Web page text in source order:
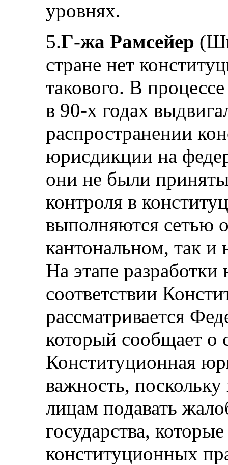
уровнях.
5.Г-жа Рамсейер
стране нет
такового. В
в 90-х годах
распространении
юрисдикции на
они не были
контроля в
выполняются сетью
кантональном, так и
На этапе разработки
соответствии
рассматривается
который сообщает о
Конституционная
важность,
лицам подавать
государства,
конституционных